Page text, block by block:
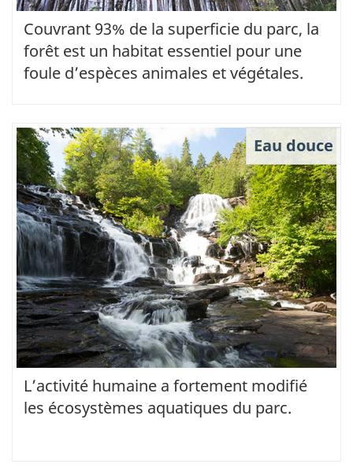
Couvrant 93% de la superficie du parc, la
forêt est un habitat essentiel pour une
foule d’espèces animales et végétales.
Eau douce
L’activité humaine a fortement modifié
les écosystèmes aquatiques du parc.